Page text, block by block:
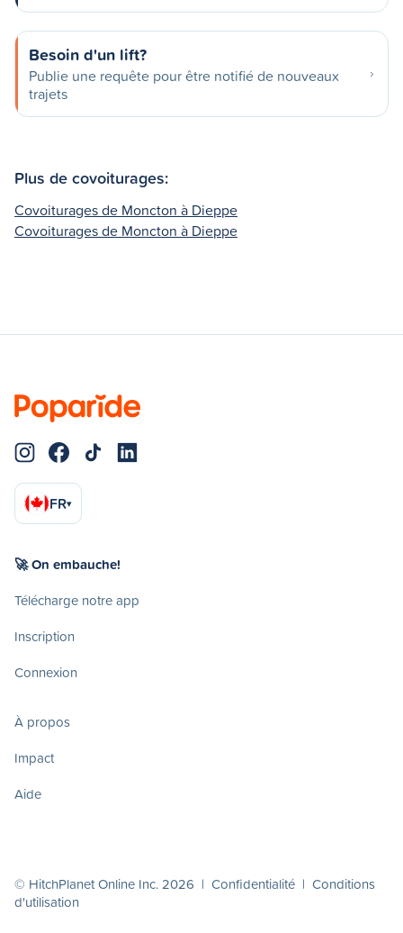
Besoin d'un lift?
Publie une requête pour être notifié de nouveaux
trajets
Plus de covoiturages:
Covoiturages de Moncton à Dieppe
Covoiturages de Moncton à Dieppe
FR▾
🚀 On embauche!
Télécharge notre app
Inscription
Connexion
À propos
Impact
Aide
© HitchPlanet Online Inc. 2026 | Confidentialité | Conditions
d'utilisation